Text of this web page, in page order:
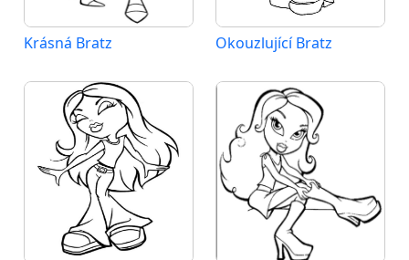
Krásná Bratz Okouzlující Bratz